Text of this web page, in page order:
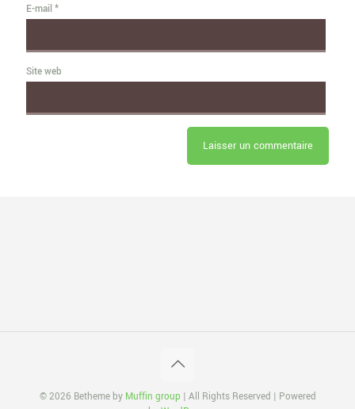
E-mail *
Site web
© 2026 Betheme by Muffin group | All Rights Reserved | Powered